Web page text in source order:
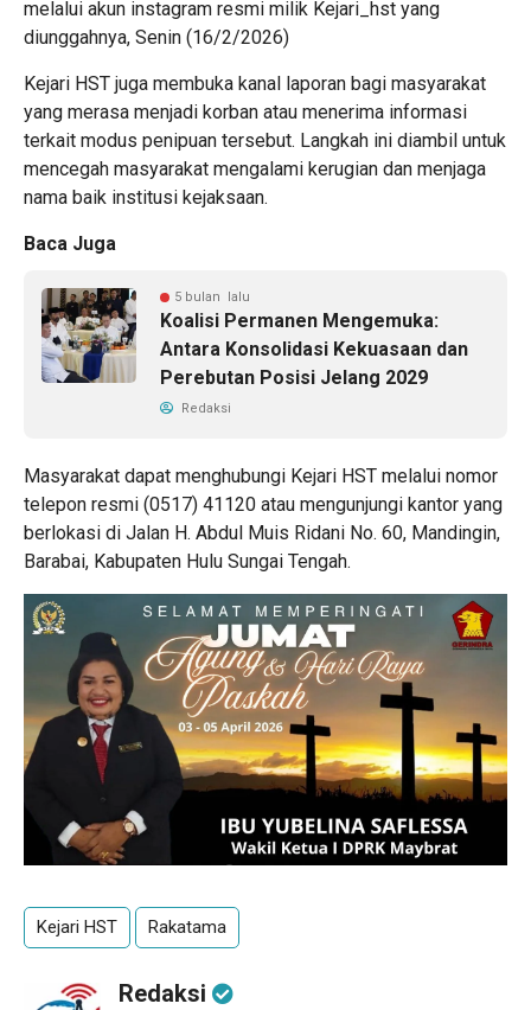
melalui akun instagram resmi milik Kejari_hst yang
diunggahnya, Senin (16/2/2026)
Kejari HST juga membuka kanal laporan bagi masyarakat
yang merasa menjadi korban atau menerima informasi
terkait modus penipuan tersebut. Langkah ini diambil untuk
mencegah masyarakat mengalami kerugian dan menjaga
nama baik institusi kejaksaan.
Baca Juga
5 bulan lalu
Koalisi Permanen Mengemuka:
Antara Konsolidasi Kekuasaan dan
Perebutan Posisi Jelang 2029
Redaksi
Masyarakat dapat menghubungi Kejari HST melalui nomor
telepon resmi (0517) 41120 atau mengunjungi kantor yang
berlokasi di Jalan H. Abdul Muis Ridani No. 60, Mandingin,
Barabai, Kabupaten Hulu Sungai Tengah.
Kejari HST Rakatama
Redaksi